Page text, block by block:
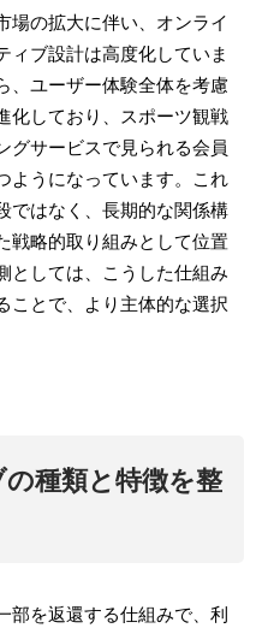
場の拡大に伴い、オンライ
ィブ設計は高度化していま
、ユーザー体験全体を考慮
化しており、スポーツ観戦
グサービスで見られる会員
ようになっています。これ
ではなく、長期的な関係構
戦略的取り組みとして位置
としては、こうした仕組み
ことで、より主体的な選択
種類と特徴を整
部を返還する仕組みで、利